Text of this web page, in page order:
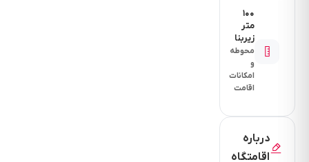
۱۰۰
متر
زیربنا
محوطه
و
امکانات
اقامت
درباره
اقامتگاه